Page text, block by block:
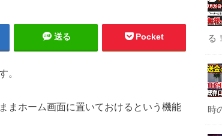
送る Pocket
。
まホーム画面に置いておけるという機能
る
時